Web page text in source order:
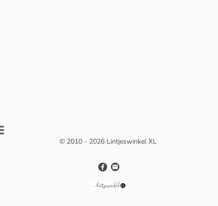
© 2010 - 2026 Lintjeswinkel XL